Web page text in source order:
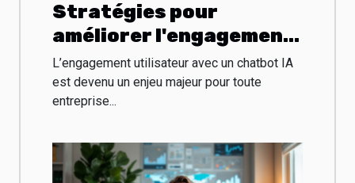
Stratégies pour
améliorer l'engagement
utilisateur avec un
chatbot IA
L’engagement utilisateur avec un chatbot IA
est devenu un enjeu majeur pour toute
entreprise...